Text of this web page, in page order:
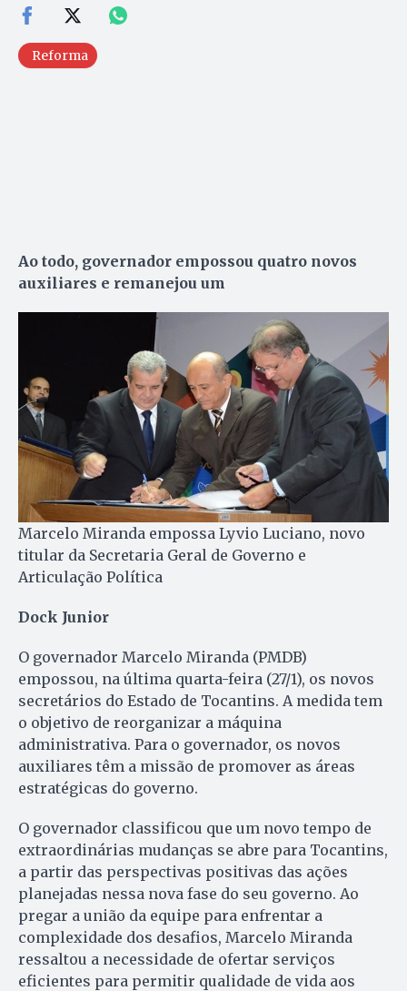
Reforma
Ao todo, governador empossou quatro novos
auxiliares e remanejou um
Marcelo Miranda empossa Lyvio Luciano, novo
titular da Secretaria Geral de Governo e
Articulação Política
Dock Junior
O governador Marcelo Miranda (PMDB)
empossou, na última quarta-feira (27/1), os novos
secretários do Estado de Tocantins. A medida tem
o objetivo de reorganizar a máquina
administrativa. Para o governador, os novos
auxiliares têm a missão de promover as áreas
estratégicas do governo.
O governador classificou que um novo tempo de
extraordinárias mudanças se abre para Tocantins,
a partir das perspectivas positivas das ações
planejadas nessa nova fase do seu governo. Ao
pregar a união da equipe para enfrentar a
complexidade dos desafios, Marcelo Miranda
ressaltou a necessidade de ofertar serviços
eficientes para permitir qualidade de vida aos